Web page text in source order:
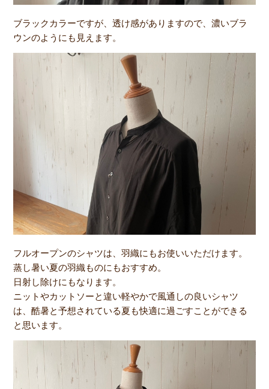
ブラックカラーですが、透け感がありますので、濃いブラ
ウンのようにも見えます。
フルオープンのシャツは、羽織にもお使いいただけます。
蒸し暑い夏の羽織ものにもおすすめ。
日射し除けにもなります。
ニットやカットソーと違い軽やかで風通しの良いシャツ
は、酷暑と予想されている夏も快適に過ごすことができる
と思います。